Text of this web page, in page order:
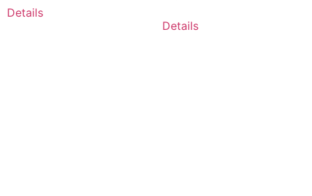
Details
Details